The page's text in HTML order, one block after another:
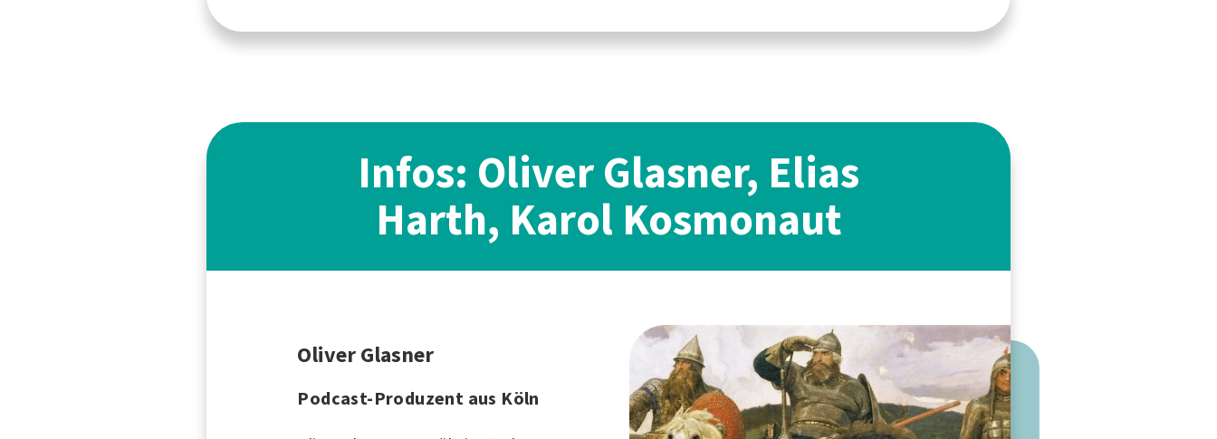
Infos: Oliver Glasner, Elias
Harth, Karol Kosmonaut
Oliver Glasner
Podcast-Produzent aus Köln